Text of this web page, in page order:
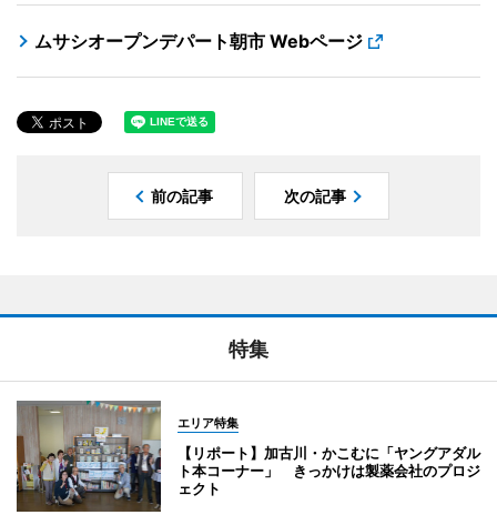
ムサシオープンデパート朝市 Webページ
前の記事 次の記事
特集
エリア特集
【リポート】加古川・かこむに「ヤングアダル
ト本コーナー」 きっかけは製薬会社のプロジ
ェクト